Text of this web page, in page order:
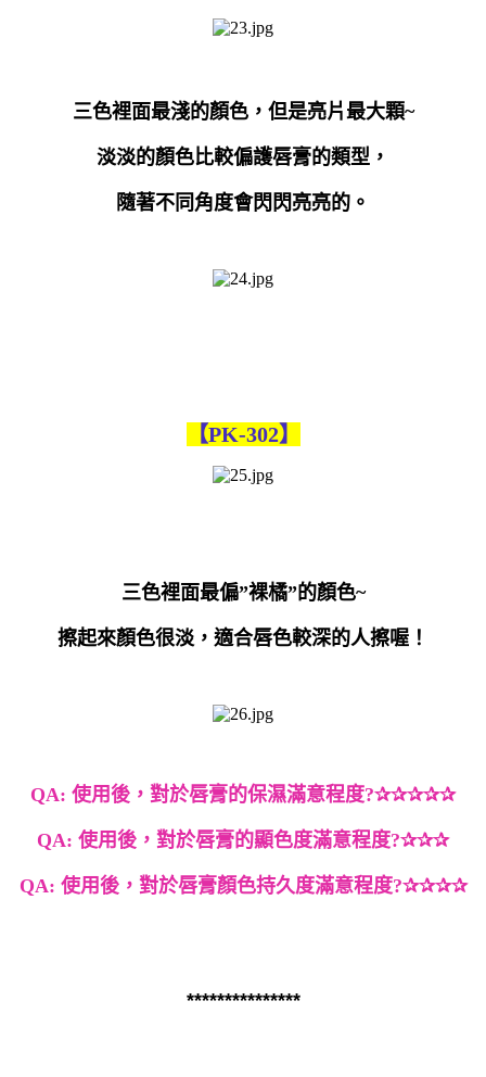
三色裡面最淺的顏色，但是亮片最大顆~
淡淡的顏色比較偏護唇膏的類型，
隨著不同角度會閃閃亮亮的。
【PK-302】
三色裡面最偏”裸橘”的顏色~
擦起來顏色很淡，適合唇色較深的人擦喔！
QA: 使用後， 對於唇膏的保濕滿意程度?✰✰✰✰✰
QA: 使用後， 對於唇膏的顯色度滿意程度?✰✰✰
QA: 使用後， 對於唇膏顏色持久度滿意程度?✰✰✰✰
***************